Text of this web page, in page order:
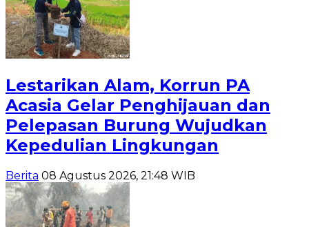
Lestarikan Alam, Korrun PA
Acasia Gelar Penghijauan dan
Pelepasan Burung Wujudkan
Kepedulian Lingkungan
Berita 08 Agustus 2026, 21:48 WIB